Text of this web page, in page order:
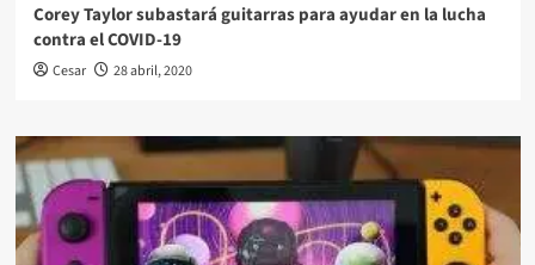
Corey Taylor subastará guitarras para ayudar en la lucha
contra el COVID-19
Cesar 28 abril, 2020